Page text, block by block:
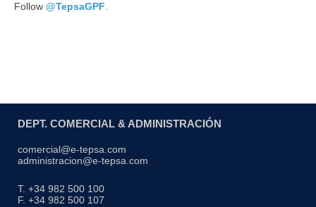
Follow @TepsaGPF
DEPT. COMERCIAL & ADMINISTRACIÓN
comercial@e-tepsa.com
administracion@e-tepsa.com
T. +34 982 500 100
F. +34 982 500 107